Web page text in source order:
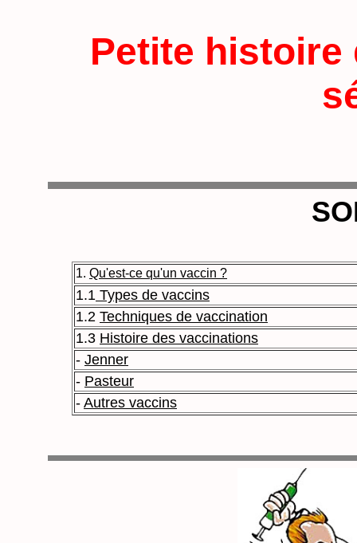
Petite histoire
1. Qu'est-ce qu'un vaccin ?
1.1 Types de vaccins
1.2 Techniques de vaccination
1.3 Histoire des vaccinations
- Jenner
- Pasteur
- Autres vaccins